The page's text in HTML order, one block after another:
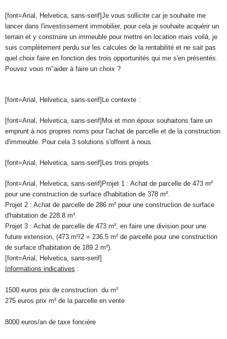
[font=Arial, Helvetica, sans-serif]Je vous sollicite car je souhaite me
lancer dans l'investissement immobilier, pour cela je souhaite acquérir un
terrain et y construire un immeuble pour mettre en location mais voilà, je
suis complètement perdu sur les calcules de la rentabilité et ne sait pas
quel choix faire en fonction des trois opportunités qui me s'en présentés.
Pouvez vous m"aider à faire un choix ?
[font=Arial, Helvetica, sans-serif]Le contexte :
[font=Arial, Helvetica, sans-serif]Moi et mon époux souhaitons faire un
emprunt à nos propres noms pour l'achat de parcelle et de la construction
d'immeuble. Pour cela 3 solutions s'offrent à nous.
[font=Arial, Helvetica, sans-serif]Les trois projets :
[font=Arial, Helvetica, sans-serif]Projet 1 : Achat de parcelle de 473 m²
pour une construction de surface d'habitation de 378 m².
Projet 2 : Achat de parcelle de 286 m² pour une construction de surface
d'habitation de 228.8 m².
Projet 3 : Achat de parcelle de 473 m², en faire une division pour une
future extension, (473 m²/2 = 236.5 m² de parcelle pour une construction
de surface d'habitation de 189.2 m²).
[font=Arial, Helvetica, sans-serif]
Informations indicatives :
1500 euros prix de construction du m²
275 euros prix m² de la parcelle en vente
8000 euros/an de taxe foncière